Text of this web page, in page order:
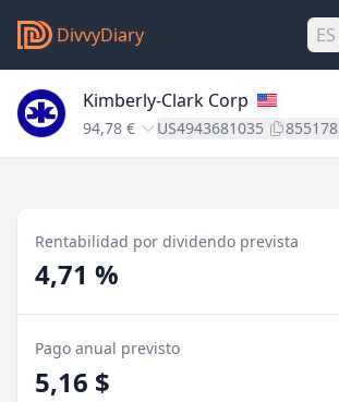
DivvyDiary ES
Kimberly-Clark Corp
94,78 € US4943681035 855178
Rentabilidad por dividendo prevista
4,71 %
Pago anual previsto
5,16 $